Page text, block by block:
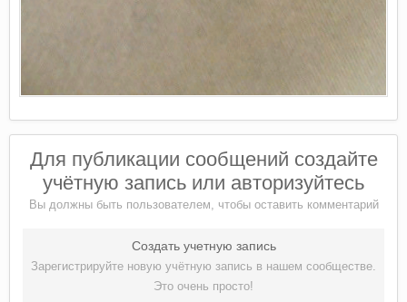
Для публикации сообщений создайте
учётную запись или авторизуйтесь
Вы должны быть пользователем, чтобы оставить комментарий
Создать учетную запись
Зарегистрируйте новую учётную запись в нашем сообществе.
Это очень просто!